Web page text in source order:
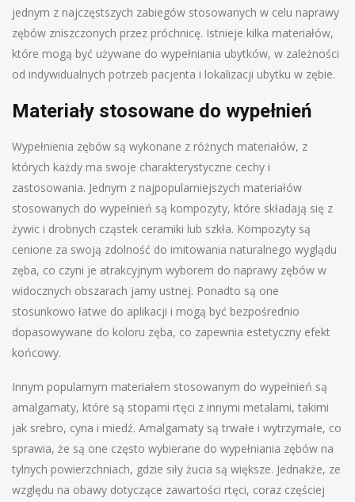
jednym z najczęstszych zabiegów stosowanych w celu naprawy
zębów zniszczonych przez próchnicę. Istnieje kilka materiałów,
które mogą być używane do wypełniania ubytków, w zależności
od indywidualnych potrzeb pacjenta i lokalizacji ubytku w zębie.
Materiały stosowane do wypełnień
Wypełnienia zębów są wykonane z różnych materiałów, z
których każdy ma swoje charakterystyczne cechy i
zastosowania. Jednym z najpopularniejszych materiałów
stosowanych do wypełnień są kompozyty, które składają się z
żywic i drobnych cząstek ceramiki lub szkła. Kompozyty są
cenione za swoją zdolność do imitowania naturalnego wyglądu
zęba, co czyni je atrakcyjnym wyborem do naprawy zębów w
widocznych obszarach jamy ustnej. Ponadto są one
stosunkowo łatwe do aplikacji i mogą być bezpośrednio
dopasowywane do koloru zęba, co zapewnia estetyczny efekt
końcowy.
Innym popularnym materiałem stosowanym do wypełnień są
amalgamaty, które są stopami rtęci z innymi metalami, takimi
jak srebro, cyna i miedź. Amalgamaty są trwałe i wytrzymałe, co
sprawia, że są one często wybierane do wypełniania zębów na
tylnych powierzchniach, gdzie siły żucia są większe. Jednakże, ze
względu na obawy dotyczące zawartości rtęci, coraz częściej